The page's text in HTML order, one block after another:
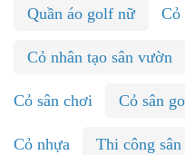
Quần áo golf nữ Cỏ
Cỏ nhân tạo sân vườn
Cỏ sân chơi Cỏ sân
Cỏ nhựa Thi công sân